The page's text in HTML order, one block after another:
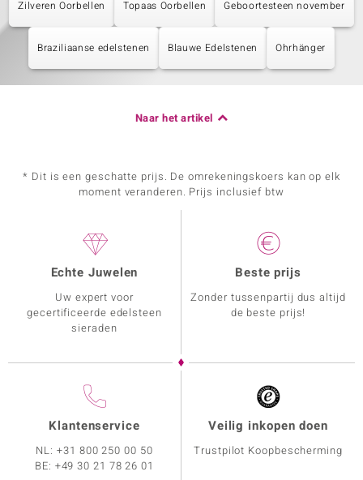
Zilveren Oorbellen Topaas Oorbellen Geboortesteen november
Braziliaanse edelstenen Blauwe Edelstenen Ohrhänger
Naar het artikel
* Dit is een geschatte prijs. De omrekeningskoers kan op elk
moment veranderen. Prijs inclusief btw
Echte Juwelen
Uw expert voor
gecertificeerde edelsteen
sieraden
Beste prijs
Zonder tussenpartij dus altijd
de beste prijs!
Klantenservice
NL:+31 800 250 00 50
BE: +49 30 21 78 26 01
Veilig inkopen doen
Trustpilot Koopbescherming